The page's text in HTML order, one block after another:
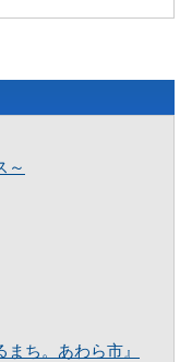
～
ち。あわら市』